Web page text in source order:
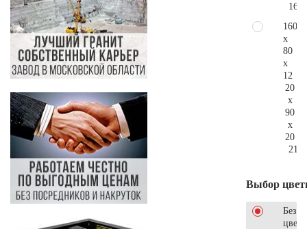
160
x
80
x
12
20
x
90
x
20
Выбор
Без